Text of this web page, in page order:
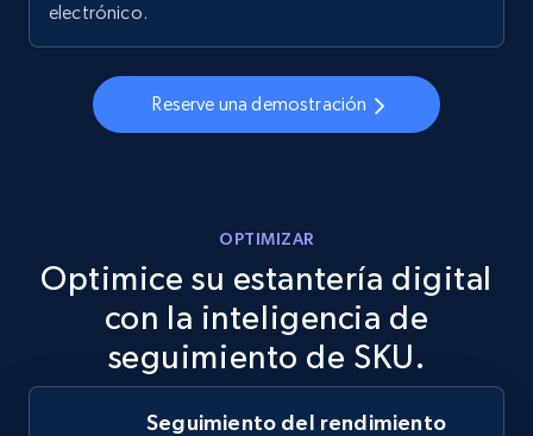
Walmart - products - Discover products by
using sku numbers
URL, Final price, Sku, Currency, Gtin,
Specifications, Image urls, Top reviews, and
URL, Title, Available, Description, Currency, Initial
electrónico.
Reserve una demostración
OPTIMIZAR
Optimice su estantería digital
con la inteligencia de
seguimiento de SKU.
Seguimiento del rendimiento